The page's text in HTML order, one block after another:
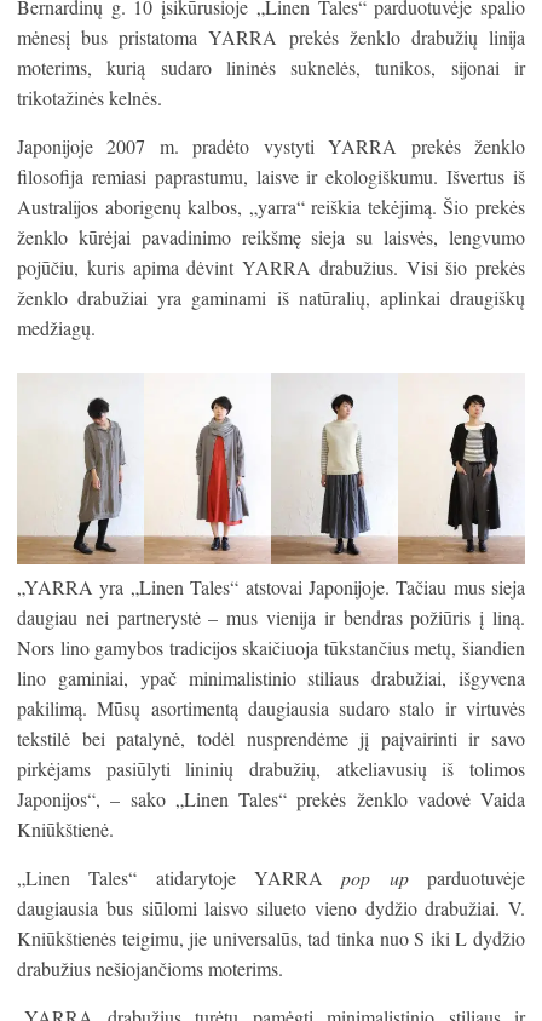
Bernardinų g. 10 įsikūrusioje „Linen Tales“ parduotuvėje spalio
mėnesį bus pristatoma YARRA prekės ženklo drabužių linija
moterims, kurią sudaro lininės suknelės, tunikos, sijonai ir
trikotažinės kelnės.
Japonijoje 2007 m. pradėto vystyti YARRA prekės ženklo
filosofija remiasi paprastumu, laisve ir ekologiškumu. Išvertus iš
Australijos aborigenų kalbos, „yarra“ reiškia tekėjimą. Šio prekės
ženklo kūrėjai pavadinimo reikšmę sieja su laisvės, lengvumo
pojūčiu, kuris apima dėvint YARRA drabužius. Visi šio prekės
ženklo drabužiai yra gaminami iš natūralių, aplinkai draugiškų
medžiagų.
„YARRA yra „Linen Tales“ atstovai Japonijoje. Tačiau mus sieja
daugiau nei partnerystė – mus vienija ir bendras požiūris į liną.
Nors lino gamybos tradicijos skaičiuoja tūkstančius metų, šiandien
lino gaminiai, ypač minimalistinio stiliaus drabužiai, išgyvena
pakilimą. Mūsų asortimentą daugiausia sudaro stalo ir virtuvės
tekstilė bei patalynė, todėl nusprendėme jį paįvairinti ir savo
pirkėjams pasiūlyti lininių drabužių, atkeliavusių iš tolimos
Japonijos“, – sako „Linen Tales“ prekės ženklo vadovė Vaida
Kniūkštienė.
„Linen Tales“ atidarytoje YARRApop upparduotuvėje
daugiausia bus siūlomi laisvo silueto vieno dydžio drabužiai. V.
Kniūkštienės teigimu, jie universalūs, tad tinka nuo S iki L dydžio
drabužius nešiojančioms moterims.